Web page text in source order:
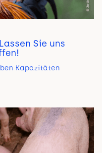
Sie uns
Kapazitäten